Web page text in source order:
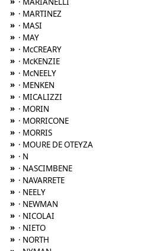
» · MARTINEZ
» · MASI
» · MAY
» · McCREARY
» · McKENZIE
» · McNEELY
» · MENKEN
» · MICALIZZI
» · MORIN
» · MORRICONE
» · MORRIS
» · MOURE DE OTEYZA
» · N
» · NASCIMBENE
» · NAVARRETE
» · NEELY
» · NEWMAN
» · NICOLAI
» · NIETO
» · NORTH